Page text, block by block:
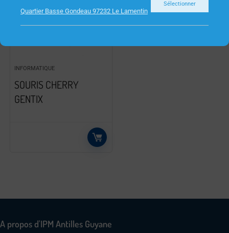
INFORMATIQUE
SOURIS CHERRY
GENTIX
A propos d'IPM Antilles Guyane
Quartier Basse Gondeau 97232 Le Lamentin
Sélectionner